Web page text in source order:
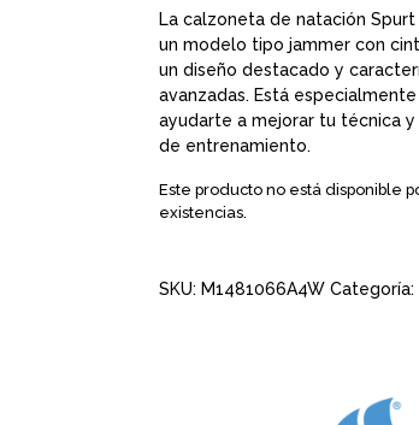
La calzoneta de natación
un modelo tipo jammer con
un diseño destacado y
avanzadas. Está
ayudarte a mejorar tu técnica
de entrenamiento.
Este producto no está disponible
existencias.
SKU: M1481066A4W Categoría: